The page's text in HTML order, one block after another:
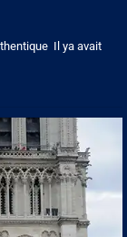
Il ya avait